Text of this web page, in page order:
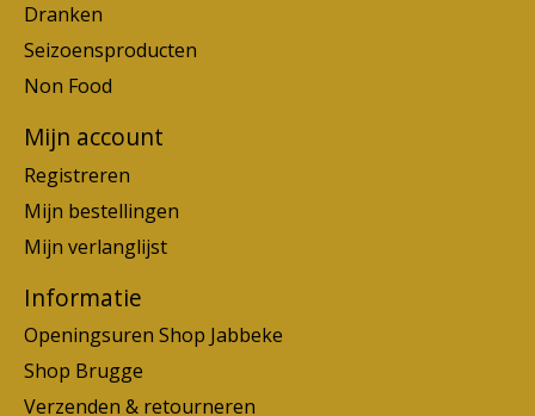
Dranken
Seizoensproducten
Non Food
Mijn account
Registreren
Mijn bestellingen
Mijn verlanglijst
Informatie
Openingsuren Shop Jabbeke
Shop Brugge
Verzenden & retourneren